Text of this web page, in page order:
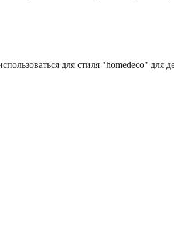
для стиля "homedeco" для